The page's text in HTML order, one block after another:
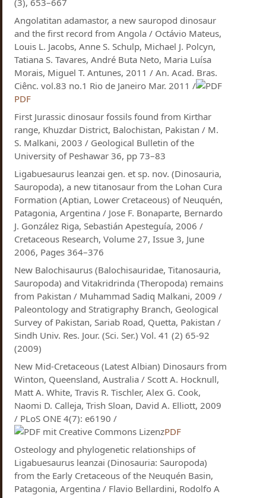
(3), 653–667
Angolatitan adamastor, a new sauropod dinosaur
and the first record from Angola / Octávio Mateus,
Louis L. Jacobs, Anne S. Schulp, Michael J. Polcyn,
Tatiana S. Tavares, André Buta Neto, Maria Luísa
Morais, Miguel T. Antunes, 2011 / An. Acad. Bras.
Ciênc. vol.83 no.1 Rio de Janeiro Mar. 2011 /
PDF
First Jurassic dinosaur fossils found from Kirthar
range, Khuzdar District, Balochistan, Pakistan / M.
S. Malkani, 2003 / Geological Bulletin of the
University of Peshawar 36, pp 73–83
Ligabuesaurus leanzai gen. et sp. nov. (Dinosauria,
Sauropoda), a new titanosaur from the Lohan Cura
Formation (Aptian, Lower Cretaceous) of Neuquén,
Patagonia, Argentina / Jose F. Bonaparte, Bernardo
J. González Riga, Sebastián Apesteguía, 2006 /
Cretaceous Research, Volume 27, Issue 3, June
2006, Pages 364–376
New Balochisaurus (Balochisauridae, Titanosauria,
Sauropoda) and Vitakridrinda (Theropoda) remains
from Pakistan / Muhammad Sadiq Malkani, 2009 /
Paleontology and Stratigraphy Branch, Geological
Survey of Pakistan, Sariab Road, Quetta, Pakistan /
Sindh Univ. Res. Jour. (Sci. Ser.) Vol. 41 (2) 65-92
(2009)
New Mid-Cretaceous (Latest Albian) Dinosaurs from
Winton, Queensland, Australia / Scott A. Hocknull,
Matt A. White, Travis R. Tischler, Alex G. Cook,
Naomi D. Calleja, Trish Sloan, David A. Elliott, 2009
/ PLoS ONE 4(7): e6190 /
PDF
Osteology and phylogenetic relationships of
Ligabuesaurus leanzai (Dinosauria: Sauropoda)
from the Early Cretaceous of the Neuquén Basin,
Patagonia, Argentina / Flavio Bellardini, Rodolfo A